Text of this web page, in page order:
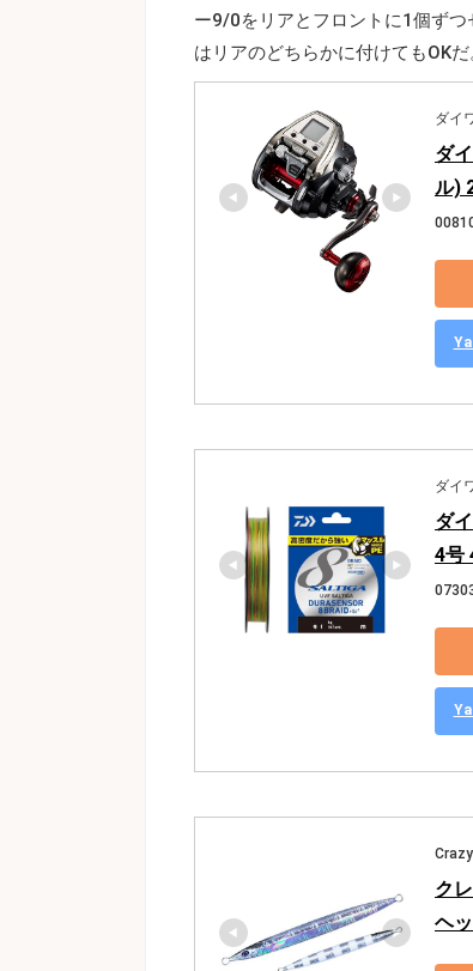
ー9/0をリアとフロントに1個ず
はリアのどちらかに付けてもOKだ
ダイ
ダ
ル)
ダイ
ダ
4号
ク
ヘ